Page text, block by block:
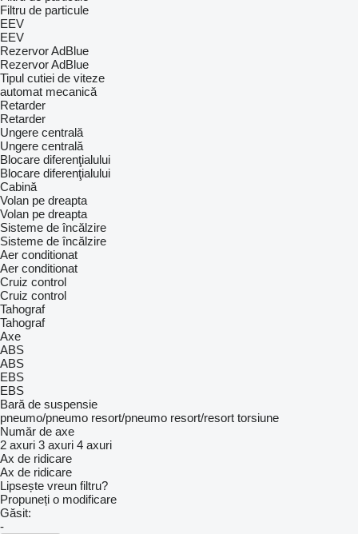
Filtru de particule
EEV
EEV
Rezervor AdBlue
Rezervor AdBlue
Tipul cutiei de viteze
automat mecanică
Retarder
Retarder
Ungere centrală
Ungere centrală
Blocare diferenţialului
Blocare diferenţialului
Cabină
Volan pe dreapta
Volan pe dreapta
Sisteme de încălzire
Sisteme de încălzire
Aer conditionat
Aer conditionat
Cruiz control
Cruiz control
Tahograf
Tahograf
Axe
ABS
ABS
EBS
EBS
Bară de suspensie
pneumo/pneumo resort/pneumo resort/resort torsiune
Număr de axe
2 axuri 3 axuri 4 axuri
Ax de ridicare
Ax de ridicare
Lipsește vreun filtru?
Propuneți o modificare
Găsit:
-